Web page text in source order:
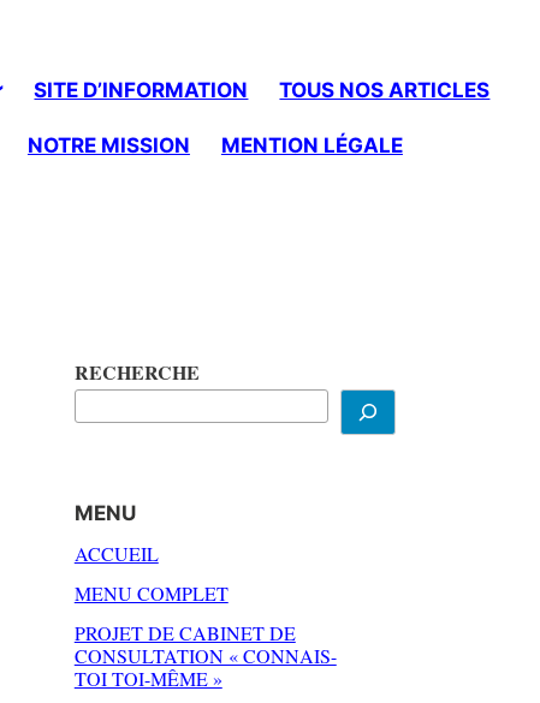
SITE D’INFORMATION TOUS NOS ARTICLES
NOTRE MISSION MENTION LÉGALE
RECHERCHE
MENU
ACCUEIL
MENU COMPLET
PROJET DE CABINET DE
CONSULTATION « CONNAIS-
TOI TOI-MÊME »